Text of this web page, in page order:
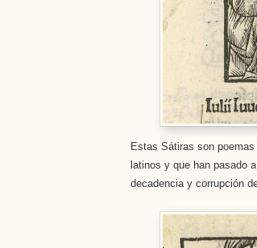
Estas Sátiras son
latinos y que han pasado
decadencia y corrupción